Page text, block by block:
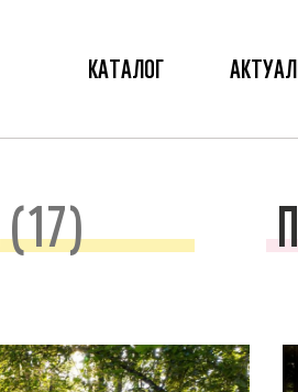
КАТАЛОГ